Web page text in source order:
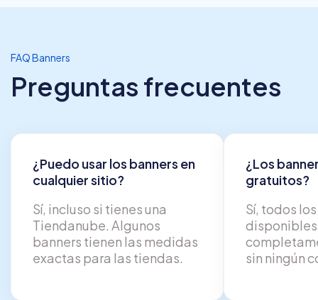
FAQ Banners
Preguntas frecuentes
¿Puedo usar los banners en
cualquier sitio?
Sí, incluso si tienes una
Tiendanube. Algunos
banners tienen las medidas
exactas para las tiendas.
¿Los
gratuitos?
Sí, todos
disponibles
sin ningún